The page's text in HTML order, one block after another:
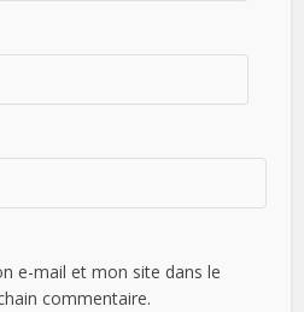
e-mail et mon site dans le
commentaire.